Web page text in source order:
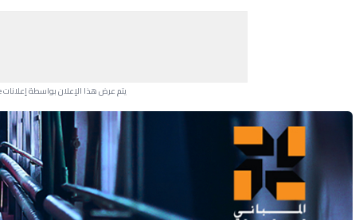
يتم عرض هذا الإعلان بواسطة إعلانات Google، ولا يتحكم موقعنا في الإعلانات التي تظهر لكل مستخدم.
Advertisement Section